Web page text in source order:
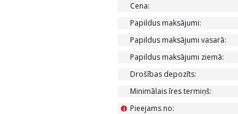
Cena:
Papildus maksājumi:
Papildus maksājumi vasarā:
Papildus maksājumi ziemā:
Drošības depozīts:
Minimālais īres termiņš:
Pieejams no:
i